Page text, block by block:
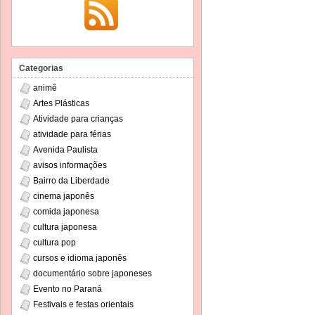
Categorias
animê
Artes Plásticas
Atividade para crianças
atividade para férias
Avenida Paulista
avisos informações
Bairro da Liberdade
cinema japonês
comida japonesa
cultura japonesa
cultura pop
cursos e idioma japonês
documentário sobre japoneses
Evento no Paraná
Festivais e festas orientais